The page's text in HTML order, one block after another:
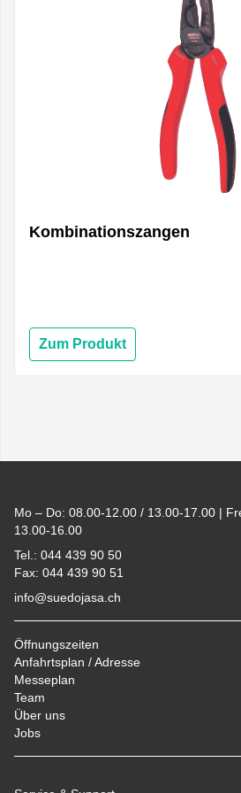
Kombinationszangen
Zum Produkt
Mo – Do: 08.00-12.00 / 13.00-17.00 |
13.00-16.00
Tel.: 044 439 90 50
Fax: 044 439 90 51
info@suedojasa.ch
Öffnungszeiten
Anfahrtsplan / Adresse
Messeplan
Team
Über uns
Jobs